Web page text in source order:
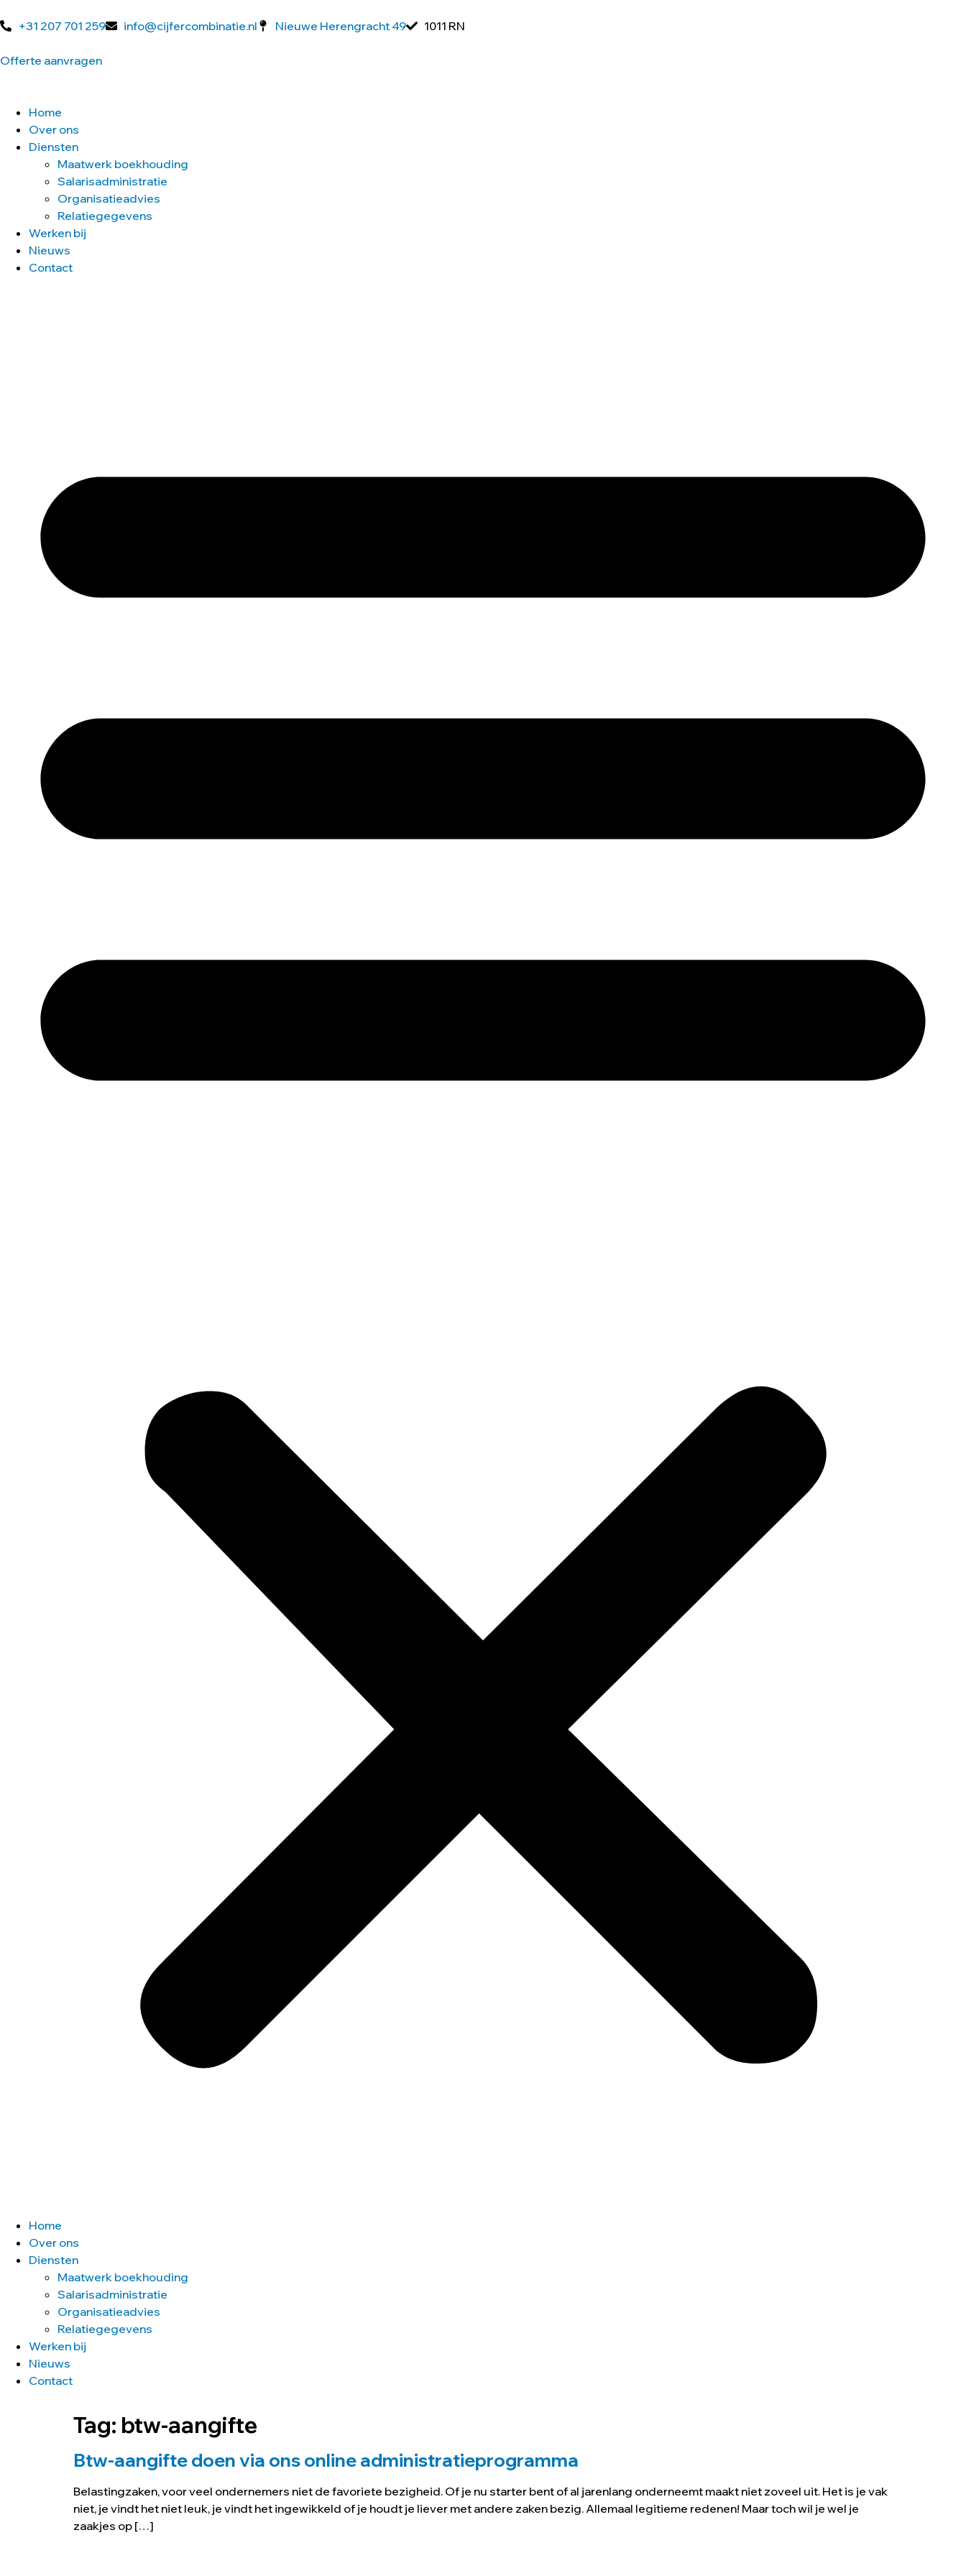
+31 207 701 259 info@cijfercombinatie.nl Nieuwe Herengracht 49 1011 RN
Offerte aanvragen
Home
Over ons
Diensten
Maatwerk boekhouding
Salarisadministratie
Organisatieadvies
Relatiegegevens
Werken bij
Nieuws
Contact
Home
Over ons
Diensten
Maatwerk boekhouding
Salarisadministratie
Organisatieadvies
Relatiegegevens
Werken bij
Nieuws
Contact
Tag: btw-aangifte
Btw-aangifte doen via ons online administratieprogramma
Belastingzaken, voor veel ondernemers niet de favoriete bezigheid. Of je nu starter bent of al jarenlang onderneemt maakt niet zoveel uit. Het is je vak
niet, je vindt het niet leuk, je vindt het ingewikkeld of je houdt je liever met andere zaken bezig. Allemaal legitieme redenen! Maar toch wil je wel je
zaakjes op […]